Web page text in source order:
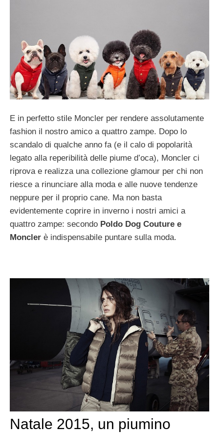
E in perfetto stile Moncler per rendere assolutamente
fashion il nostro amico a quattro zampe. Dopo lo
scandalo di qualche anno fa (e il calo di popolarità
legato alla reperibilità delle piume d’oca), Moncler ci
riprova e realizza una collezione glamour per chi non
riesce a rinunciare alla moda e alle nuove tendenze
neppure per il proprio cane. Ma non basta
evidentemente coprire in inverno i nostri amici a
quattro zampe: secondo Poldo Dog Couture e
Moncler è indispensabile puntare sulla moda.
Natale 2015, un piumino